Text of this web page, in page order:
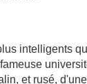
intelligents
et rusé,